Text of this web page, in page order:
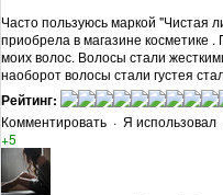
Часто пользуюсь маркой "Чистая
приобрела в магазине косметике
моих волос. Волосы стали
наоборот волосы стали густея
Рейтинг:
Комментировать · Я использовал
+5